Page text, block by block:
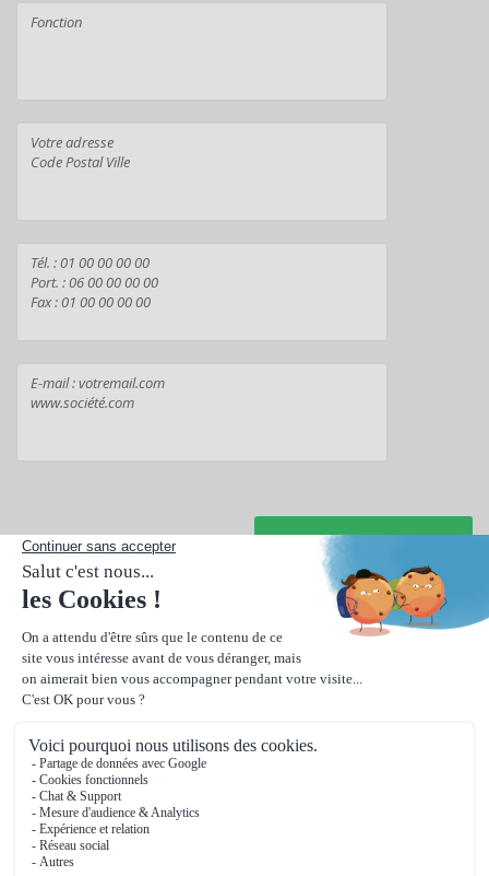
Suivant
Modèle qui évoque la couture, pour une
carte adpatée au
monde du stylisme et de la couture.